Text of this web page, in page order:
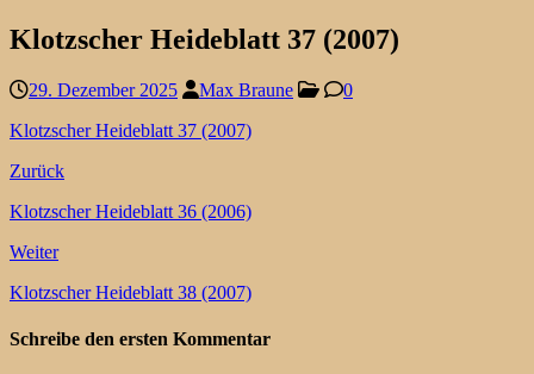
Klotzscher Heideblatt 37 (2007)
29. Dezember 2025 Max Braune
0
Klotzscher Heideblatt 37 (2007)
Zurück
Klotzscher Heideblatt 36 (2006)
Weiter
Klotzscher Heideblatt 38 (2007)
Schreibe den ersten Kommentar